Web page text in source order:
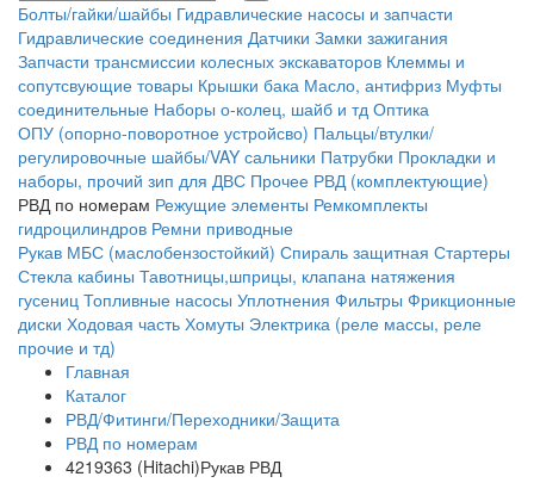
Болты/гайки/шайбы Гидравлические насосы и запчасти
Гидравлические соединения Датчики Замки зажигания
Запчасти трансмиссии колесных экскаваторов Клеммы и
сопутсвующие товары Крышки бака Масло, антифриз Муфты
соединительные Наборы о-колец, шайб и тд Оптика
ОПУ (опорно-поворотное устройсво) Пальцы/втулки/
регулировочные шайбы/VAY сальники Патрубки Прокладки и
наборы, прочий зип для ДВС Прочее РВД (комплектующие)
РВД по номерам Режущие элементы Ремкомплекты
гидроцилиндров Ремни приводные
Рукав МБС (маслобензостойкий) Спираль защитная Стартеры
Стекла кабины Тавотницы,шприцы, клапана натяжения
гусениц Топливные насосы Уплотнения Фильтры Фрикционные
диски Ходовая часть Хомуты Электрика (реле массы, реле
прочие и тд)
Главная
Каталог
РВД/Фитинги/Переходники/Защита
РВД по номерам
4219363 (Hitachi)Рукав РВД